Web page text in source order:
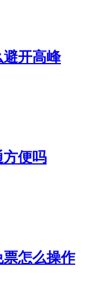
开高峰
方便吗
怎么操作